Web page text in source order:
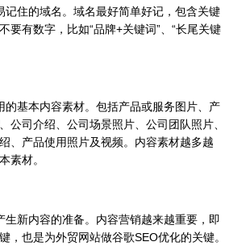
住的域名。域名最好简单好记，包含关键
要有数字，比如“品牌+关键词”、“长尾关键
基本内容素材。包括产品或服务图片、产
公司介绍、公司场景照片、公司团队照片、
、产品使用照片及视频。内容素材越多越
素材。
新内容的准备。内容营销越来越重要，即
，也是为外贸网站做谷歌SEO优化的关键。